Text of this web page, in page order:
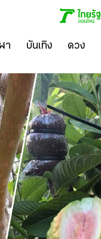
า บันเทิง ดวง